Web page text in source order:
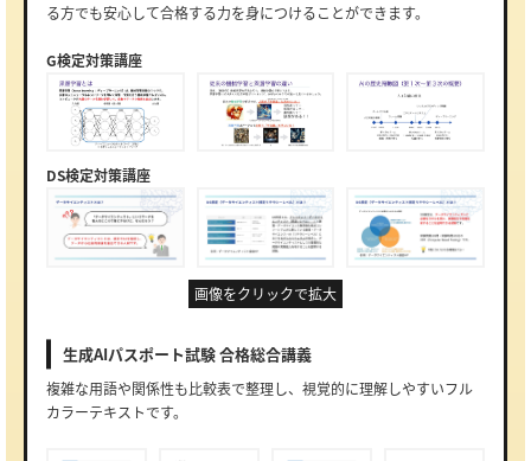
る方でも安心して合格する力を身につけることができます。
G検定対策講座
DS検定対策講座
画像をクリックで拡大
生成AIパスポート試験 合格総合講義
複雑な用語や関係性も比較表で整理し、視覚的に理解しやすいフル
カラーテキストです。